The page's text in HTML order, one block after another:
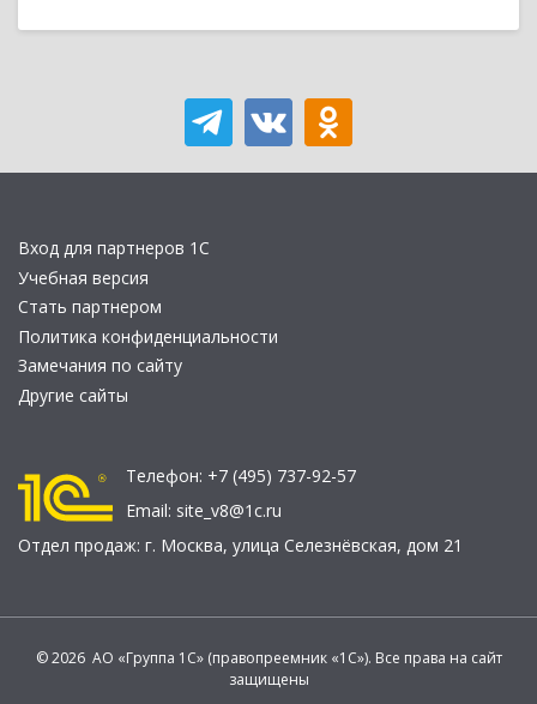
Вход для партнеров 1С
Учебная версия
Стать партнером
Политика конфиденциальности
Замечания по сайту
Другие сайты
Телефон: +7 (495) 737-92-57
Email: site_v8@1c.ru
Отдел продаж: г. Москва, улица Селезнёвская, дом 21
© 2026 АО «Группа 1С» (правопреемник «1С»). Все права на сайт
защищены